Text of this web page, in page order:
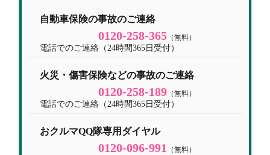
自動車保険の事故のご連絡
0120-258-365 （無料）
電話でのご連絡（24時間365日受付）
火災・傷害保険などの事故のご連絡
0120-258-189 （無料）
電話でのご連絡（24時間365日受付）
おクルマQQ隊専用ダイヤル
0120-096-991 （無料）